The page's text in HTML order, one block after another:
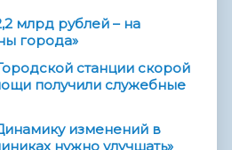
млрд рублей – на
города»
станции скорой
получили служебные
изменений в
нужно улучшать»